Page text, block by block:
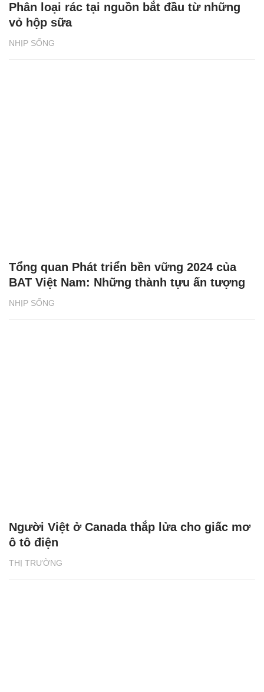
NHỊP SỐNG
Phân loại rác tại nguồn bắt đầu từ những
vỏ hộp sữa
NHỊP SỐNG
Tổng quan Phát triển bền vững 2024 của
BAT Việt Nam: Những thành tựu ấn tượng
THỊ TRƯỜNG
Người Việt ở Canada thắp lửa cho giấc mơ
ô tô điện